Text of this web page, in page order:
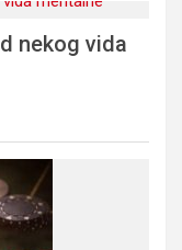
nekog vida